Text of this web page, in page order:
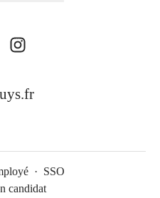
· SSO
candidat